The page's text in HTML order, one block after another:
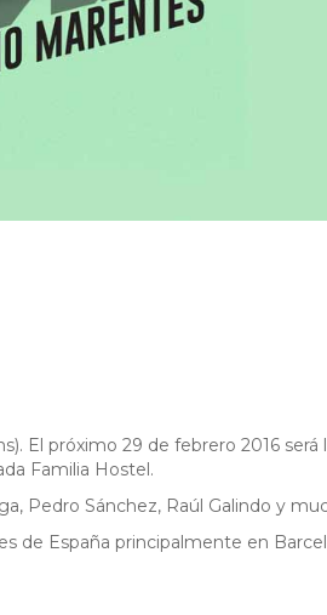
El próximo 29 de febrero 2016 será
Familia Hostel.
Pedro Sánchez, Raúl Galindo y
de España principalmente en